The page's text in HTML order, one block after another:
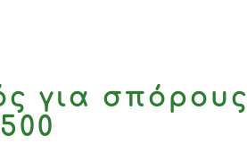
για σπόρους